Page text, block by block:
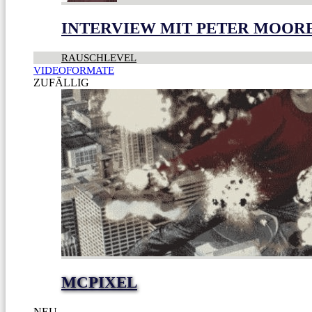
INTERVIEW MIT PETER
RAUSCHLEVEL
VIDEOFORMATE
ZUFÄLLIG
MCPIXEL